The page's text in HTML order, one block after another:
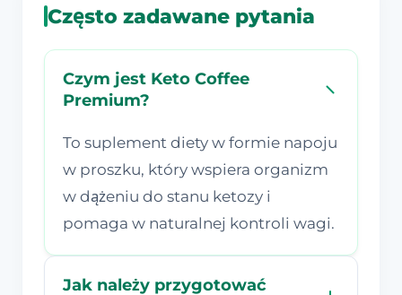
Często zadawane pytania
Czym jest Keto Coffee
Premium?
To suplement diety w formie napoju
w proszku, który wspiera organizm
w dążeniu do stanu ketozy i
pomaga w naturalnej kontroli wagi.
Jak należy przygotować